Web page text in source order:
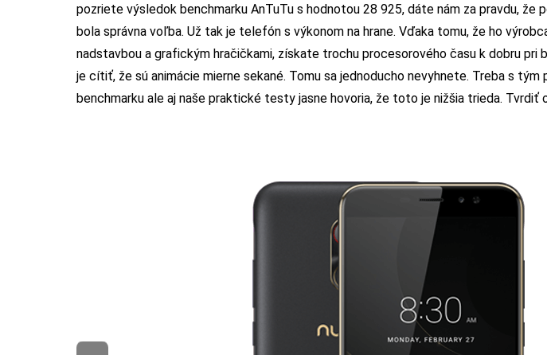
pozriete výsledok benchmarku AnTuTu s hodnotou 28 925, dáte nám za pravdu, že
bola správna voľba. Už tak je telefón s výkonom na hrane. Vďaka tomu, že ho
nadstavbou a grafickým hračičkami, získate trochu procesorového času k dobru pri
je cítiť, že sú animácie mierne sekané. Tomu sa jednoducho nevyhnete. Treba s
benchmarku ale aj naše praktické testy jasne hovoria, že toto je nižšia trieda. Tvrdiť